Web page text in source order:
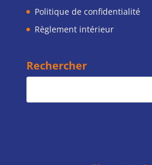
Politique de confidentialité
Règlement intérieur
Rechercher